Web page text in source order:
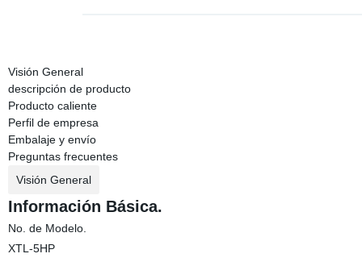
Visión General
descripción de producto
Producto caliente
Perfil de empresa
Embalaje y envío
Preguntas frecuentes
Visión General
Información Básica.
No. de Modelo.
XTL-5HP